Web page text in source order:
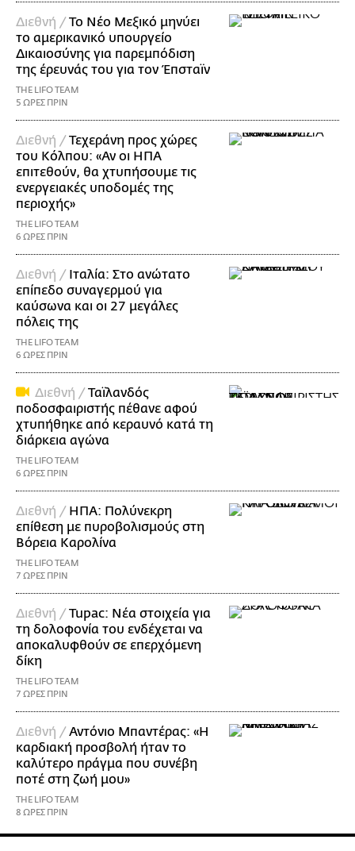
Διεθνή /Το Νέο Μεξικό μηνύει
το αμερικανικό υπουργείο
Δικαιοσύνης για παρεμπόδιση
της έρευνάς του για τον Έπσταϊν
THE LIFO TEAM
5 ΩΡΕΣ ΠΡΙΝ
Διεθνή /Τεχεράνη προς χώρες
του Κόλπου: «Αν οι ΗΠΑ
επιτεθούν, θα χτυπήσουμε τις
ενεργειακές υποδομές της
περιοχής»
THE LIFO TEAM
6 ΩΡΕΣ ΠΡΙΝ
Διεθνή / Ιταλία: Στο ανώτατο
επίπεδο συναγερμού για
καύσωνα και οι 27 μεγάλες
πόλεις της
THE LIFO TEAM
6 ΩΡΕΣ ΠΡΙΝ
Διεθνή /Ταϊλανδός
ποδοσφαιριστής πέθανε αφού
χτυπήθηκε από κεραυνό κατά τη
διάρκεια αγώνα
THE LIFO TEAM
6 ΩΡΕΣ ΠΡΙΝ
Διεθνή / ΗΠΑ: Πολύνεκρη
επίθεση με πυροβολισμούς στη
Βόρεια Καρολίνα
THE LIFO TEAM
7 ΩΡΕΣ ΠΡΙΝ
Διεθνή /Tupac: Νέα στοιχεία για
τη δολοφονία του ενδέχεται να
αποκαλυφθούν σε επερχόμενη
δίκη
THE LIFO TEAM
7 ΩΡΕΣ ΠΡΙΝ
Διεθνή /Αντόνιο Μπαντέρας: «Η
καρδιακή προσβολή ήταν το
καλύτερο πράγμα που συνέβη
ποτέ στη ζωή μου»
THE LIFO TEAM
8 ΩΡΕΣ ΠΡΙΝ